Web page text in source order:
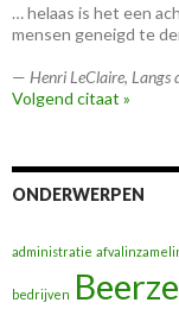
… helaas is het een
mensen geneigd te
— Henri LeClaire, Langs
Volgend citaat »
ONDERWERPEN
administratie
bedrijven